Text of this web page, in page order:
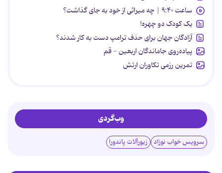
ساعت ۹:۴۰ | چه میراثی از خود به جای گذاشت؟
یک کودک دو چهره!
آزادگان جهان برای حذف ترامپ دست به کار شدند؟
پیاده‌روی جاماندگان اربعین - قم
تمرین رزمی تکاوران ارتش
وب‌گردی
سرویس خواب نوزاد زیورآلات پاندورا